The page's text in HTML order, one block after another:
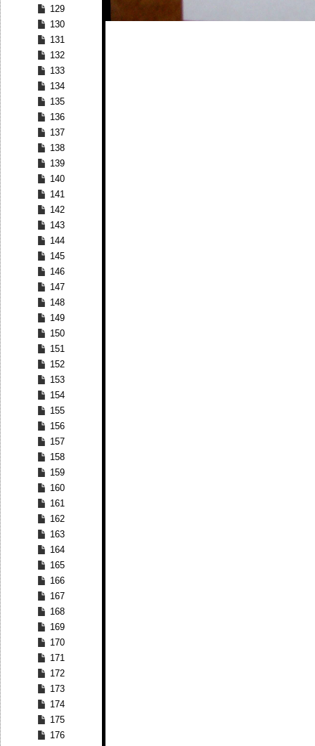
129
130
131
132
133
134
135
136
137
138
139
140
141
142
143
144
145
146
147
148
149
150
151
152
153
154
155
156
157
158
159
160
161
162
163
164
165
166
167
168
169
170
171
172
173
174
175
176